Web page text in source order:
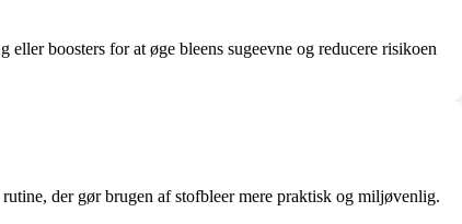
boosters for at øge bleens sugeevne og reducere risikoen
der gør brugen af stofbleer mere praktisk og miljøvenlig.